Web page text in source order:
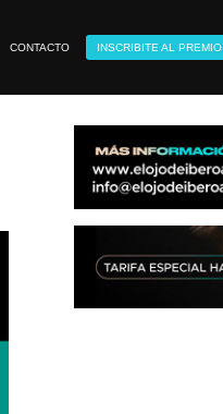
CONTACTO INSCRIBITE AL PREMIO